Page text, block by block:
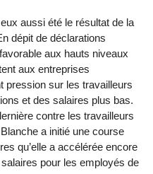
aussi été le résultat de la
dépit de déclarations
aux hauts niveaux
aux entreprises
pression sur les travailleurs
et des salaires plus bas.
contre les travailleurs
a initié une course
qu’elle a accélérée encore
pour les employés de